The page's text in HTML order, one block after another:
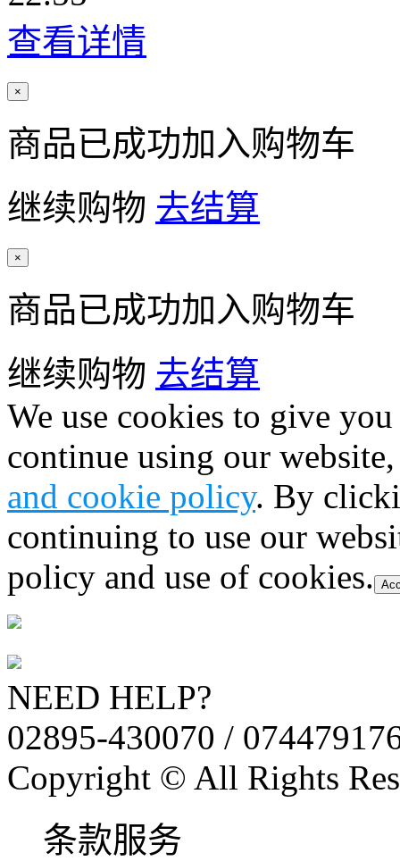
查看详情
×
商品已成功加入购物车
继续购物 去结算
×
商品已成功加入购物车
继续购物 去结算
We use cookies to give
continue using our
and cookie policy. By
continuing to use our
policy and use of cookies.
NEED HELP?
02895-430070 /
Copyright © All Rights
条款服务